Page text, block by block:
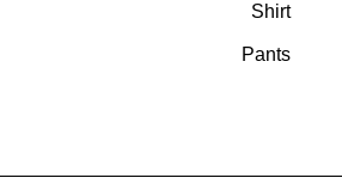
Shirt
Pants